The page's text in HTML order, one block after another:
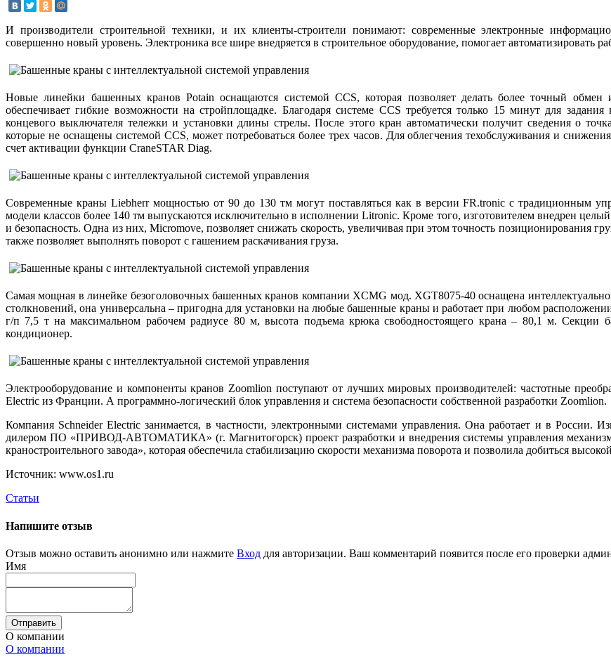
И производители строительной техники, и их клиенты-строители понимают: современные электронные
совершенно новый уровень. Электроника все шире внедряется в строительное оборудование, помогает автоматизировать
Новые линейки башенных кранов Potain оснащаются системой CCS, которая позволяет делать более точный обмен
обеспечивает гибкие возможности на стройплощадке. Благодаря системе CCS требуется только 15 минут для
концевого выключателя тележки и установки длины стрелы. После этого кран автоматически получит сведения о
которые не оснащены системой CCS, может потребоваться более трех часов. Для облегчения техобслуживания и
счет активации функции CraneSTAR Diag.
Современные краны Liebherr мощностью от 90 до 130 тм могут поставляться как в версии FR.tronic с традиционным
модели классов более 140 тм выпускаются исключительно в исполнении Litronic. Кроме того, изготовителем внедрен
и безопасность. Одна из них, Micromove, позволяет снижать скорость, увеличивая при этом точность позиционирования
также позволяет выполнять поворот с гашением раскачивания груза.
Самая мощная в линейке безоголовочных башенных кранов компании XCMG мод. XGT8075-40 оснащена
столкновений, она универсальна – пригодна для установки на любые башенные краны и работает при любом
г/п 7,5 т на максимальном рабочем радиусе 80 м, высота подъ­ема крюка свободностоящего крана – 80,1 м. Секции
кондиционер.
Электрооборудование и компоненты кранов Zoomlion поступают от лучших мировых производителей: частотные
Electric из Франции. А программно-логический блок управления и система безопасности собственной разработки Zoomlion.
Компания Schneider Electric занимается, в частности, электронными системами управления. Она работает и в России.
дилером ПО «ПРИВОД-АВТОМАТИКА» (г. Магнитогорск) проект разработки и внедрения системы управления
краностроительного завода», которая обеспечила стабилизацию скорости механизма поворота и позволила добиться
Источник: www.os1.ru
Статьи
Напишите отзыв
Отзыв можно оставить анонимно или нажмите Вход для авторизации. Ваш комментарий появится после его проверки
Имя
Отправить
О компании
О компании